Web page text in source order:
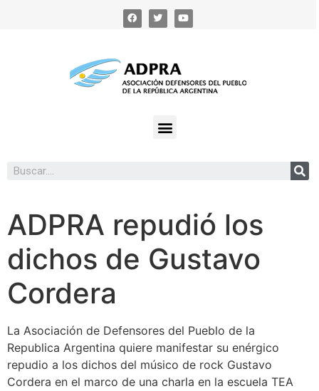
ADPRA repudió los
dichos de Gustavo
Cordera
La Asociación de Defensores del Pueblo de la
Republica Argentina quiere manifestar su enérgico
repudio a los dichos del músico de rock Gustavo
Cordera en el marco de una charla en la escuela TEA